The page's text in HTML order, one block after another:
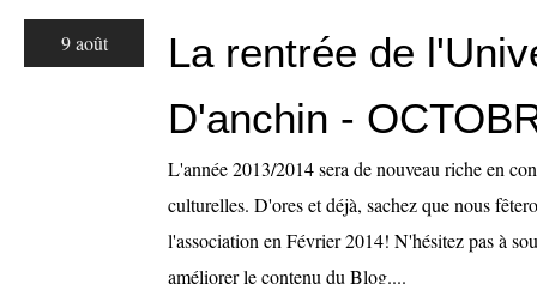
9 août
La rentrée de
D'anchin -
L'année 2013/2014 sera de nouveau riche en
culturelles. D'ores et déjà, sachez que nous
l'association en Février 2014! N'hésitez pas à
améliorer le contenu du Blog....